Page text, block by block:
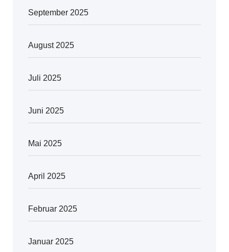
September 2025
August 2025
Juli 2025
Juni 2025
Mai 2025
April 2025
Februar 2025
Januar 2025